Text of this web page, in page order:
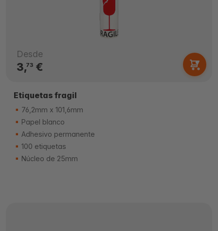
Desde
3,73€
Etiquetas fragil
76,2mm x 101,6mm
Papel blanco
Adhesivo permanente
100 etiquetas
Núcleo de 25mm